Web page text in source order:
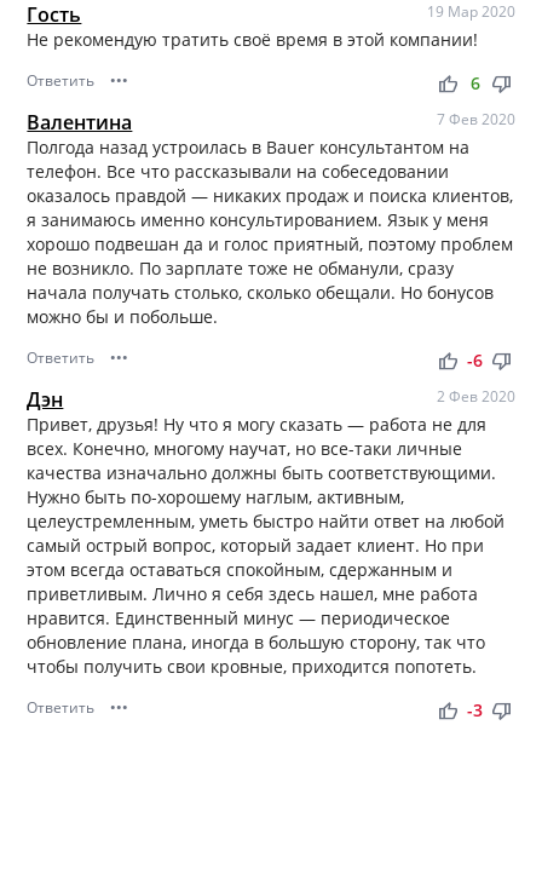
Гость 19 Мар 2020
Не рекомендую тратить своё время в этой компании!
Ответить ••• thumb_up thumb_down
6
Валентина 7 Фев 2020
Полгода назад устроилась в Bauer консультантом на
телефон. Все что рассказывали на собеседовании
оказалось правдой — никаких продаж и поиска клиентов,
я занимаюсь именно консультированием. Язык у меня
хорошо подвешан да и голос приятный, поэтому проблем
не возникло. По зарплате тоже не обманули, сразу
начала получать столько, сколько обещали. Но бонусов
можно бы и побольше.
Ответить ••• thumb_up thumb_down
-6
Дэн 2 Фев 2020
Привет, друзья! Ну что я могу сказать — работа не для
всех. Конечно, многому научат, но все-таки личные
качества изначально должны быть соответствующими.
Нужно быть по-хорошему наглым, активным,
целеустремленным, уметь быстро найти ответ на любой
самый острый вопрос, который задает клиент. Но при
этом всегда оставаться спокойным, сдержанным и
приветливым. Лично я себя здесь нашел, мне работа
нравится. Единственный минус — периодическое
обновление плана, иногда в большую сторону, так что
чтобы получить свои кровные, приходится попотеть.
Ответить ••• thumb_up thumb_down
-3